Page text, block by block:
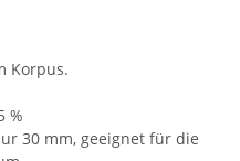
Korpus.
%
30 mm, geeignet für die